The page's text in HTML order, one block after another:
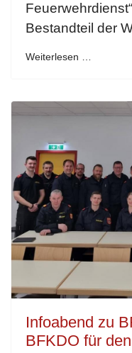
Bestandteil der
Weiterlesen …
Infoabend zu
BFKDO für